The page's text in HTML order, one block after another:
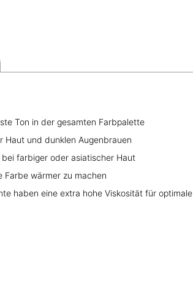
Ton in der gesamten Farbpalette
Haut und dunklen Augenbrauen
farbiger oder asiatischer Haut
Farbe wärmer zu machen
haben eine extra hohe Viskosität für optimale